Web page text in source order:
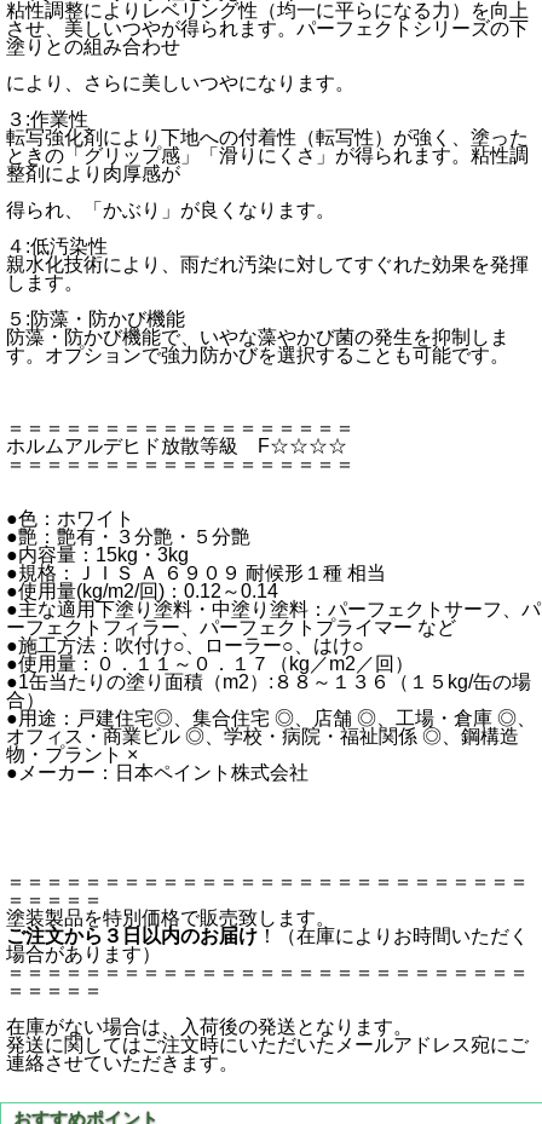
粘性調整によりレベリング性（均一に平らになる力）を向上
させ、美しいつやが得られます。パーフェクトシリーズの下
塗りとの組み合わせ
により、さらに美しいつやになります。
３:作業性
転写強化剤により下地への付着性（転写性）が強く、塗った
ときの「グリップ感」「滑りにくさ」が得られます。粘性調
整剤により肉厚感が
得られ、「かぶり」が良くなります。
４:低汚染性
親水化技術により、雨だれ汚染に対してすぐれた効果を発揮
します。
５:防藻・防かび機能
防藻・防かび機能で、いやな藻やかび菌の発生を抑制しま
す。オプションで強力防かびを選択することも可能です。
＝＝＝＝＝＝＝＝＝＝＝＝＝＝＝＝＝＝
ホルムアルデヒド放散等級 F☆☆☆☆
＝＝＝＝＝＝＝＝＝＝＝＝＝＝＝＝＝＝
●色：ホワイト
●艶：艶有・３分艶・５分艶
●内容量：15kg・3kg
●規格：ＪＩＳ Ａ ６９０９ 耐候形１種 相当
●使用量(kg/m2/回)：0.12～0.14
●主な適用下塗り塗料・中塗り塗料：パーフェクトサーフ、パ
ーフェクトフィラー、パーフェクトプライマー など
●施工方法：吹付け○、ローラー○、はけ○
●使用量：０．１１～０．１７（kg／m2／回）
●1缶当たりの塗り面積（m2）:８８～１３６（１５kg/缶の場
合）
●用途：戸建住宅◎、集合住宅 ◎、店舗 ◎、工場・倉庫 ◎、
オフィス・商業ビル ◎、学校・病院・福祉関係 ◎、鋼構造
物・プラント ×
●メーカー：日本ペイント株式会社
＝＝＝＝＝＝＝＝＝＝＝＝＝＝＝＝＝＝＝＝＝＝＝＝＝＝＝
＝＝＝＝＝
塗装製品を特別価格で販売致します。
ご注文から３日以内のお届け ！（在庫によりお時間いただく
場合があります）
＝＝＝＝＝＝＝＝＝＝＝＝＝＝＝＝＝＝＝＝＝＝＝＝＝＝＝
＝＝＝＝＝
在庫がない場合は、入荷後の発送となります。
発送に関してはご注文時にいただいたメールアドレス宛にご
連絡させていただきます。